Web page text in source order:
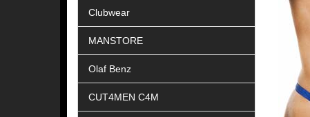
Clubwear
MANSTORE
Olaf Benz
CUT4MEN C4M